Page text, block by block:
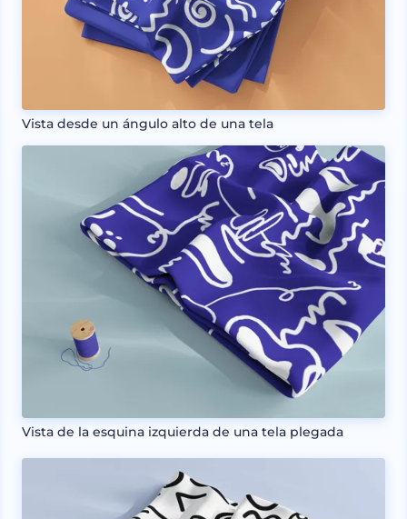
Vista desde un ángulo alto de una tela
Vista de la esquina izquierda de una tela plegada